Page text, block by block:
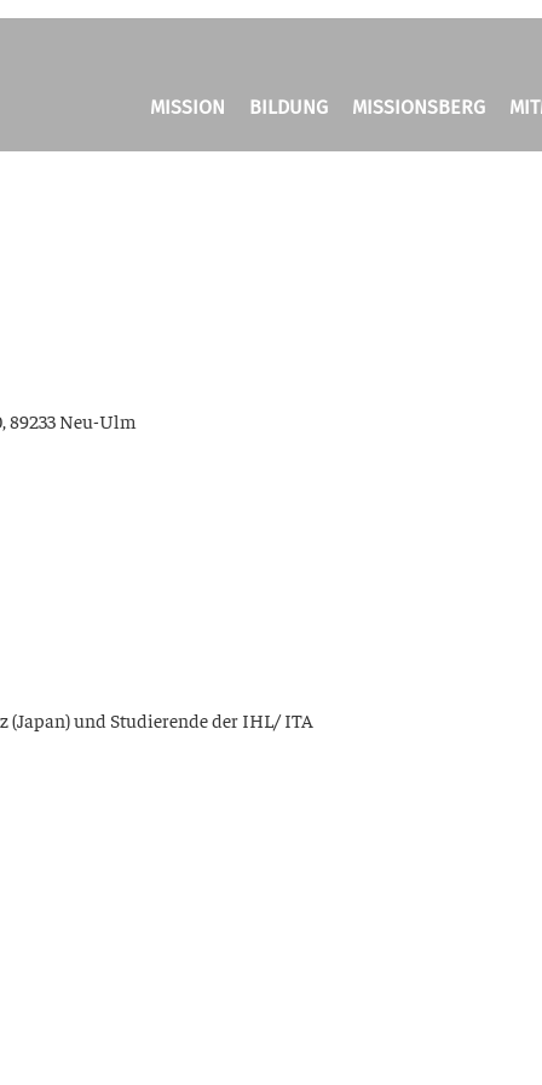
MISSION BILDUNG MISSIONSBERG
89233 Neu-Ulm
(Japan) und Stu­die­ren­de der IHL/ ITA